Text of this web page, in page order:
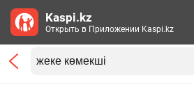
Kaspi.kz
Открыть в Приложении Kaspi.kz